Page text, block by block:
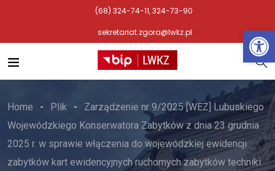
(68) 324-74-11, 324-73-90
sekretariat.zgora@lwkz.pl
Home Plik
Zarządzenie nr 9/2025 [WEZ] Lubuskiego
Wojewódzkiego Konserwatora Zabytków z dnia 23 grudnia
2025 r. w sprawie włączenia do wojewódzkiej ewidencji
zabytków kart ewidencyjnych ruchomych zabytków techniki